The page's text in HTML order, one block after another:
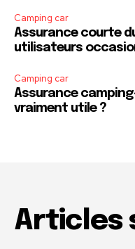
Camping car
Assurance courte
utilisateurs
Camping car
Assurance
vraiment utile ?
Articles